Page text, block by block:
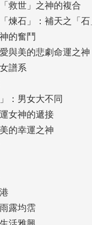
青春光采的靈魂。
必須像關注金釵一
樓夢》裡的豐富景
一直在我們的生命
代的重量。
、賈母、王夫人、
紅學閱讀的新視角。
網路開放式課
物關係圖」全彩拉頁
世」之神的複合
石」：補天之「石
的奮鬥
與美的悲劇命運之神
譜系
男女大不同
女神的遞接
的幸運之神
露均霑